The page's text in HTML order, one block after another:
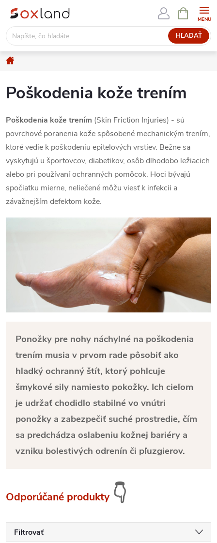
Prejsť
obsah
HĽADAŤ
KOŠÍK
Domov
Poškodenia kože trením
Poškodenia kože trením (Skin Friction Injuries) - sú
povrchové poranenia kože spôsobené mechanickým trením,
ktoré vedie k poškodeniu epitelových vrstiev. Bežne sa
vyskytujú u športovcov, diabetikov, osôb dlhodobo ležiacich
alebo pri používaní ochranných pomôcok. Hoci bývajú
spočiatku mierne, neliečené môžu viesť k infekcii a
závažnejším defektom kože.
Ponožky pre nohy náchylné na poškodenia
trením musia v prvom rade pôsobiť ako
hladký ochranný štít, ktorý pohlcuje
šmykové sily namiesto pokožky. Ich cieľom
je udržať chodidlo stabilné vo vnútri
ponožky a zabezpečiť suché prostredie, čím
sa predchádza oslabeniu kožnej bariéry a
vzniku bolestivých odrenín či pľuzgierov.
Odporúčané produkty 👇
Filtrovať